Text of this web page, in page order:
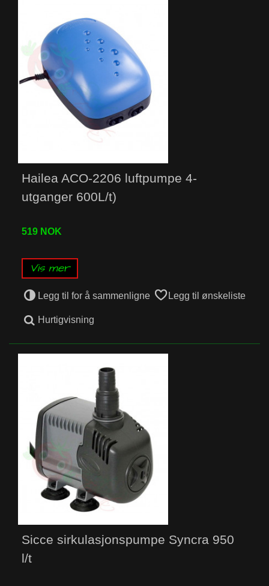
Hailea ACO-2206 luftpumpe 4-
utganger 600L/t)
519 NOK
Vis mer
Legg til for å sammenligne Legg til ønskeliste
Hurtigvisning
Sicce sirkulasjonspumpe Syncra 950
l/t